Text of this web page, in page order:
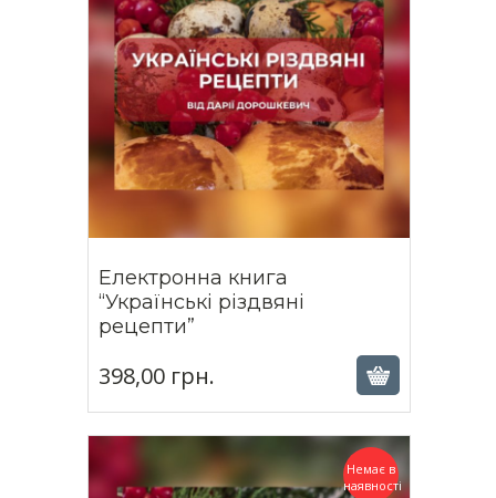
Електронна книга
“Українські різдвяні
рецепти”
398,00 грн.
398,00
Немає в
наявності